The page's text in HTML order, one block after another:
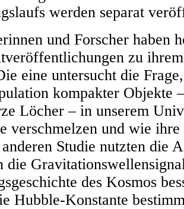
werden separat
und Forscher haben
zu
eine untersucht die
kompakter Objekte
Löcher – in unserem
verschmelzen und wie
Studie nutzten die
die
des Kosmos
Hubble-Konstante